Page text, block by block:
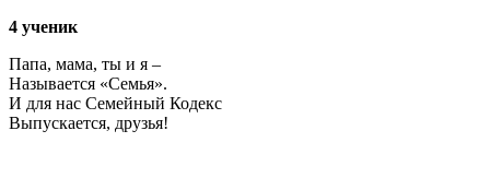
4 ученик
Папа, мама, ты и я –
Называется «Семья».
И для нас Семейный Кодекс
Выпускается, друзья!